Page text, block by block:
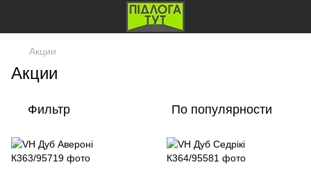
Акции
Акции
Фильтр По популярности